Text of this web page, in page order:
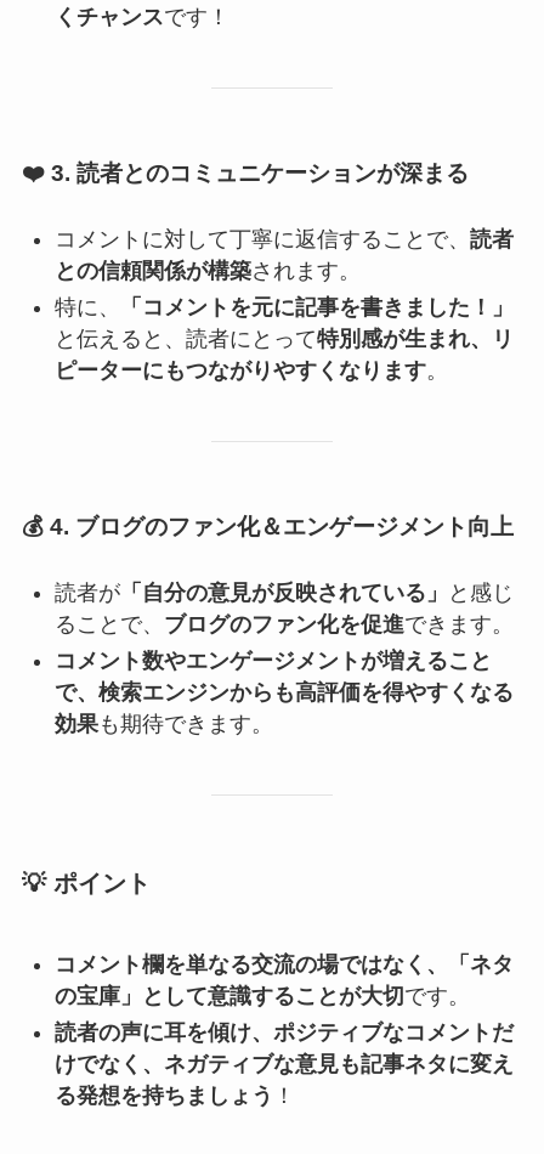
くチャンスです！
❤️ 3. 読者とのコミュニケーションが深まる
コメントに対して丁寧に返信することで、 読者
との信頼関係が構築されます。
特に、
「コメントを元に記事を書きました！」
と伝えると、読者にとって特別感が生まれ、リ
ピーターにもつながりやすくなります。
💰 4. ブログのファン化＆エンゲージメント向上
読者が「自分の意見が反映されている」
と感じ
ることで、 ブログのファン化を促進できます。
コメント数やエンゲージメントが増えること
で、検索エンジンからも高評価を得やすくなる
効果も期待できます。
💡 ポイント
コメント欄を単なる交流の場ではなく、「ネタ
の宝庫」として意識することが大切です。
読者の声に耳を傾け、ポジティブなコメントだ
けでなく、ネガティブな意見も記事ネタに変え
る発想を持ちましょう ！